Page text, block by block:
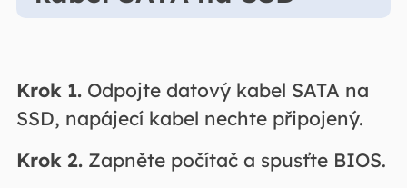
Krok 1.Odpojte datový kabel SATA na
SSD, napájecí kabel nechte připojený.
Krok 2.Zapněte počítač a spusťte BIOS.